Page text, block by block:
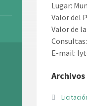
Lugar:
Valor del
Valor de
E-mail: